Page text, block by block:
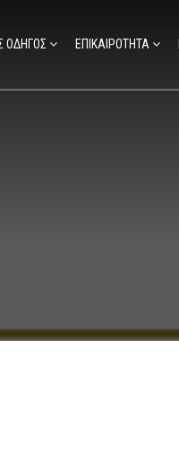
ΟΔΗΓΟΣ ΕΠΙΚΑΙΡΟΤΗΤΑ